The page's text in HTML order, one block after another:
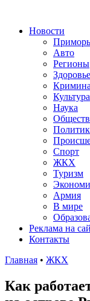
Новости
Авто
Регионы
Здоровье
Культура
Наука
Спорт
ЖКХ
Туризм
Армия
В мире
Реклама на
Контакты
Главная • ЖКХ
Как